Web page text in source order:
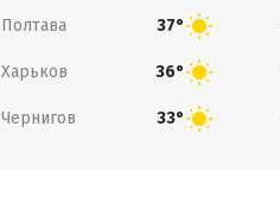
Полтава 37°
Харьков 36°
Чернигов 33°